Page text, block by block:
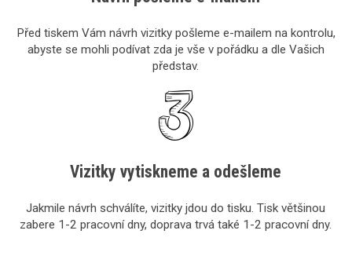
Před tiskem Vám návrh vizitky pošleme e-mailem na kontrolu,
abyste se mohli podívat zda je vše v pořádku a dle Vašich
představ.
Vizitky vytiskneme a odešleme
Jakmile návrh schválíte, vizitky jdou do tisku. Tisk většinou
zabere 1-2 pracovní dny, doprava trvá také 1-2 pracovní dny.